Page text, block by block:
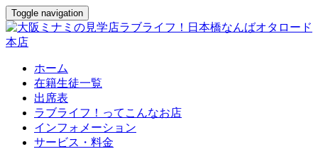
Toggle navigation
ホーム
在籍生徒一覧
出席表
ラブライフ！ってこんなお店
インフォメーション
サービス・料金